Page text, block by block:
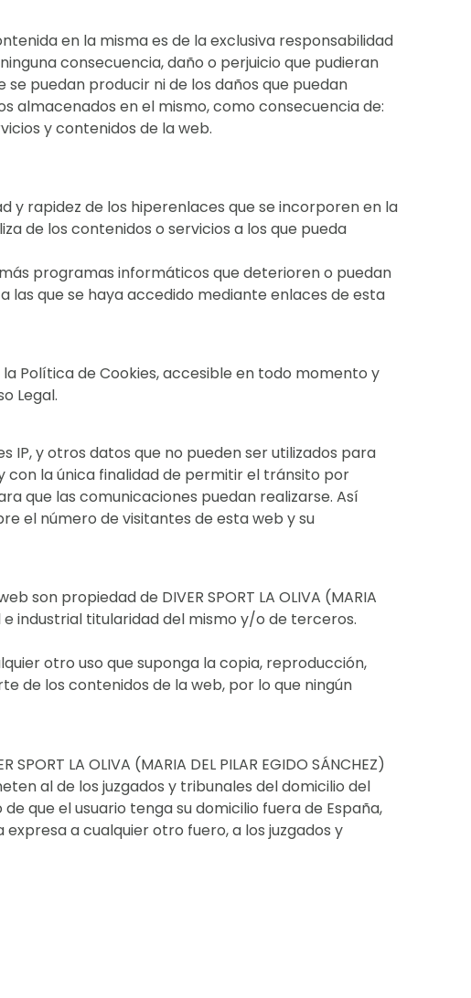
en la misma es de la exclusiva responsabilidad
ninguna consecuencia, daño o perjuicio que pudieran
puedan producir ni de los daños que puedan
almacenados en el mismo, como consecuencia de:
y contenidos de la web.
y rapidez de los hiperenlaces que se incorporen en la
de los contenidos o servicios a los que pueda
programas informáticos que deterioren o puedan
las que se haya accedido mediante enlaces de esta
Política de Cookies, accesible en todo momento y
Legal.
IP, y otros datos que no pueden ser utilizados para
con la única finalidad de permitir el tránsito por
que las comunicaciones puedan realizarse. Así
el número de visitantes de esta web y su
propiedad de DIVER SPORT LA OLIVA (MARIA
e industrial titularidad del mismo y/o de terceros.
otro uso que suponga la copia, reproducción,
de los contenidos de la web, por lo que ningún
LA OLIVA (MARIA DEL PILAR EGIDO SÁNCHEZ)
al de los juzgados y tribunales del domicilio del
que el usuario tenga su domicilio fuera de España,
expresa a cualquier otro fuero, a los juzgados y